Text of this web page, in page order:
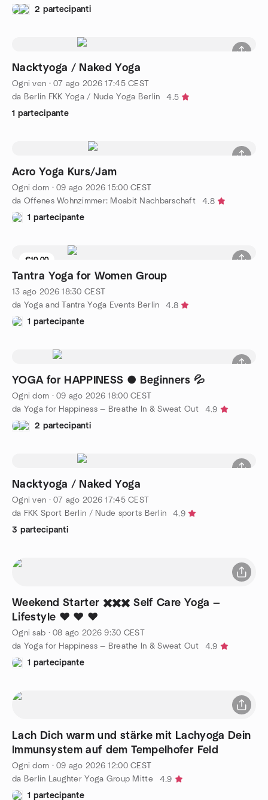
2 partecipanti
Nacktyoga / Naked Yoga
Ogni ven ·07 ago 2026 17:45 CEST
da Berlin FKK Yoga / Nude Yoga Berlin
4.5
1 partecipante
Acro Yoga Kurs/Jam
Ogni dom ·09 ago 2026 15:00 CEST
da Offenes Wohnzimmer: Moabit Nachbarschaft
4.8
1 partecipante
€10.00
Tantra Yoga for Women Group
13 ago 2026 18:30 CEST
da Yoga and Tantra Yoga Events Berlin
4.8
1 partecipante
YOGA for HAPPINESS ● Beginners 💦
Ogni dom ·09 ago 2026 18:00 CEST
da Yoga for Happiness — Breathe In & Sweat Out
4.9
2 partecipanti
Nacktyoga / Naked Yoga
Ogni ven ·07 ago 2026 17:45 CEST
da FKK Sport Berlin / Nude sports Berlin
4.9
3 partecipanti
Weekend Starter ✖️✖️✖️ Self Care Yoga —
Lifestyle ❤︎ ❤︎ ❤︎
Ogni sab ·08 ago 2026 9:30 CEST
da Yoga for Happiness — Breathe In & Sweat Out
4.9
1 partecipante
Lach Dich warm und stärke mit Lachyoga Dein
Immunsystem auf dem Tempelhofer Feld
Ogni dom ·09 ago 2026 12:00 CEST
da Berlin Laughter Yoga Group Mitte
4.9
1 partecipante